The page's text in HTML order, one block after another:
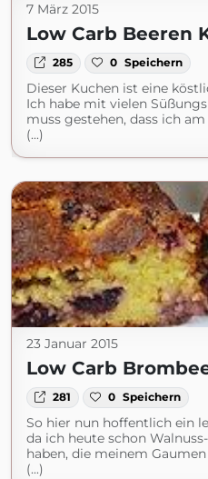
7 März 2015
Low Carb Beeren
285 0 Speichern
Dieser Kuchen ist eine
Ich habe mit vielen
muss gestehen, dass ich
(...)
23 Januar 2015
Low Carb
281 0 Speichern
So hier nun hoffentlich ein
da ich heute schon
haben, die meinem
(...)